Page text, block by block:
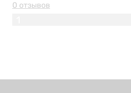
0 отзывов